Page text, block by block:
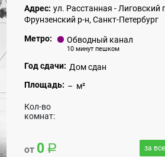
Адрес: ул. Расстанная - Лиговский
Фрунзенский р-н, Санкт-Петербург
Метро:
Обводный канал
10 минут пешком
Год сдачи: Дом сдан
Площадь: – м²
Кол-во
комнат:
от 0 за все